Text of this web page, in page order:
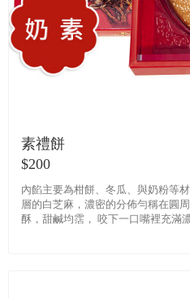
素禮餅
$200
內餡主要為柑餅、冬瓜、與奶粉等
層的白芝麻，濃密的分佈勻稱在圓
酥，甜鹹均霑， 咬下一口嘴裡充滿